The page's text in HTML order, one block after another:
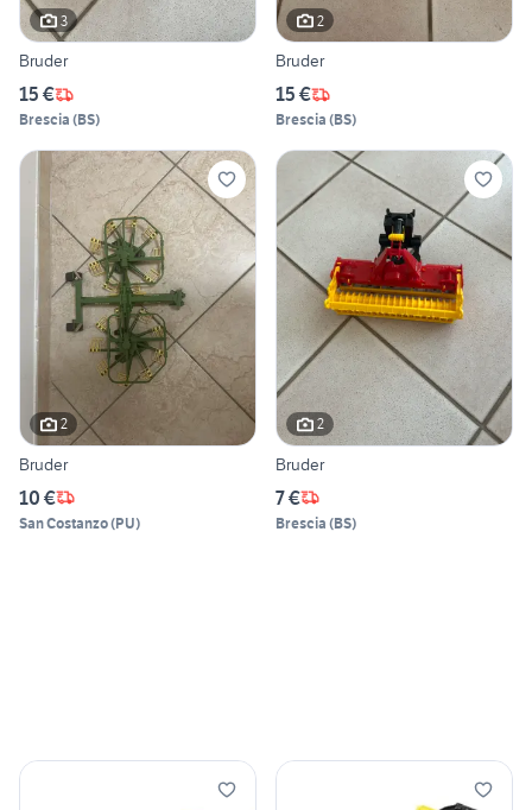
3
Bruder
15 €
Brescia (BS)
2
Bruder
15 €
Brescia (BS)
2
Bruder
10 €
San Costanzo(PU)
2
Bruder
7 €
Brescia (BS)